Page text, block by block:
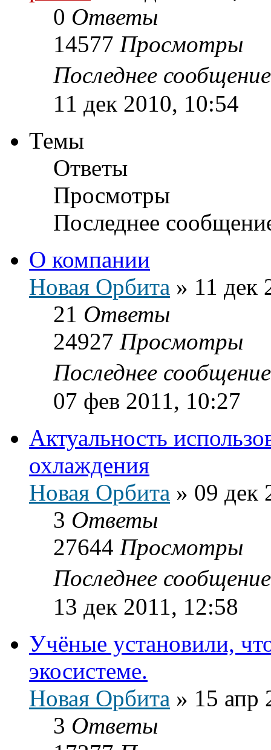
0 Ответы
14577 Просмотры
Последнее
11 дек 2010, 10:54
Темы
Ответы
Просмотры
Последнее
О компании
Новая Орбита » 11 дек
21 Ответы
24927 Просмотры
Последнее
07 фев 2011, 10:27
Актуальность
охлаждения
Новая Орбита » 09 дек
3 Ответы
27644 Просмотры
Последнее
13 дек 2011, 12:58
Учёные установили,
экосистеме.
Новая Орбита » 15 апр
3 Ответы